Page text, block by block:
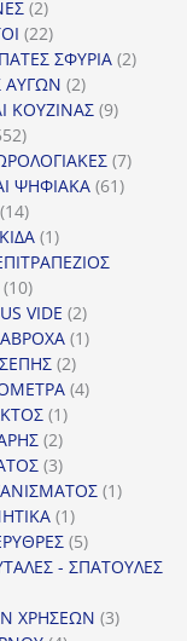
22
προϊόντα
2222
προϊόντα
ΣΦΥΡΙΑ 22
22
προϊόντα
ΚΟΥΖΙΝΑΣ 99
552
προϊόντα
77
ΨΗΦΙΑΚΑ 6161
1414
προϊόντα
11
προϊόν
1010
προϊόντα
VIDE 22
προϊόντα
11
22
προϊόντα
44
11
προϊόν
22
προϊόντα
33
προϊόντα
11
11
προϊόν
55
προϊόντα
- ΣΠΑΤΟΥΛΕΣ
ΧΡΗΣΕΩΝ 33